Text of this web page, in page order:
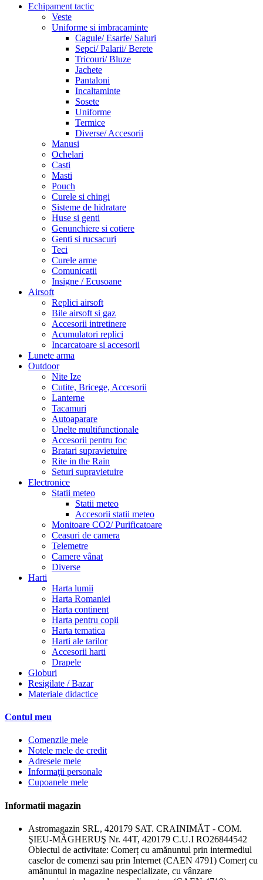
Echipament tactic
Veste
Uniforme si imbracaminte
Cagule/ Esarfe/ Saluri
Sepci/ Palarii/ Berete
Tricouri/ Bluze
Jachete
Pantaloni
Incaltaminte
Sosete
Uniforme
Termice
Diverse/ Accesorii
Manusi
Ochelari
Casti
Masti
Pouch
Curele si chingi
Sisteme de hidratare
Huse si genti
Genunchiere si cotiere
Genti si rucsacuri
Teci
Curele arme
Comunicatii
Insigne / Ecusoane
Airsoft
Replici airsoft
Bile airsoft si gaz
Accesorii intretinere
Acumulatori replici
Incarcatoare si accesorii
Lunete arma
Outdoor
Nite Ize
Cutite, Bricege, Accesorii
Lanterne
Tacamuri
Autoaparare
Unelte multifunctionale
Accesorii pentru foc
Bratari supravietuire
Rite in the Rain
Seturi supravietuire
Electronice
Statii meteo
Statii meteo
Accesorii statii meteo
Monitoare CO2/ Purificatoare
Ceasuri de camera
Telemetre
Camere vânat
Diverse
Harti
Harta lumii
Harta Romaniei
Harta continent
Harta pentru copii
Harta tematica
Harti ale tarilor
Accesorii harti
Drapele
Globuri
Resigilate / Bazar
Materiale didactice
Contul meu
Comenzile mele
Notele mele de credit
Adresele mele
Informaţii personale
Cupoanele mele
Informatii magazin
Astromagazin SRL, 420179 SAT. CRAINIMĂT - COM.
ŞIEU-MĂGHERUŞ Nr. 44T, 420179 C.U.I RO26844542
Obiectul de activitate: Comerț cu amănuntul prin intermediul
caselor de comenzi sau prin Internet (CAEN 4791) Comerț cu
amănuntul in magazine nespecializate, cu vânzare